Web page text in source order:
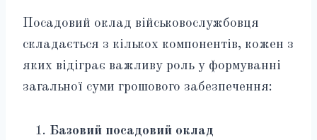
Посадовий оклад військовослужбовця
складається з кількох компонентів, кожен з
яких відіграє важливу роль у формуванні
загальної суми грошового забезпечення:
Базовий посадовий оклад